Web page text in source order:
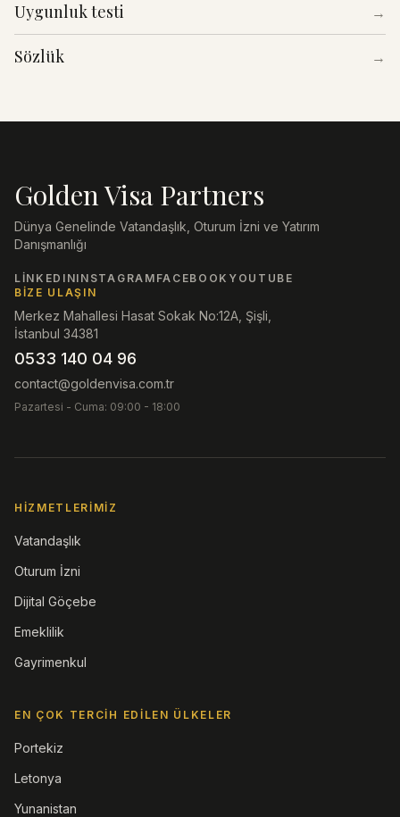
Uygunluk testi →
Sözlük →
Golden Visa Partners
Dünya Genelinde Vatandaşlık, Oturum İzni ve Yatırım
Danışmanlığı
LINKEDININSTAGRAM FACEBOOK YOUTUBE
BIZE ULAŞIN
Merkez Mahallesi Hasat Sokak No:12A, Şişli,
İstanbul 34381
0533 140 04 96
contact@goldenvisa.com.tr
Pazartesi - Cuma: 09:00 - 18:00
HIZMETLERIMIZ
Vatandaşlık
Oturum İzni
Dijital Göçebe
Emeklilik
Gayrimenkul
EN ÇOK TERCIH EDILEN ÜLKELER
Portekiz
Letonya
Yunanistan